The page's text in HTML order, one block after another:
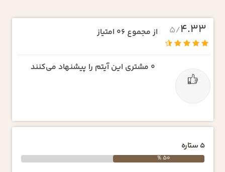
4.33
/5 از مجموع 06 امتیاز
0 مشتری این آیتم را پیشنهاد می‌کنند
5 ستاره
50 %